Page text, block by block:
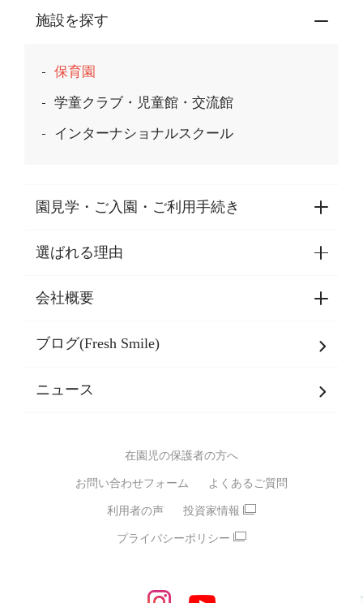
施設を探す
保育園
学童クラブ・児童館・交流館
インターナショナルスクール
園見学・ご入園・ご利用手続き
園見学・ご入園・ご利用手続き
東京都認証保育所空き状況
選ばれる理由
選ばれる理由一覧
乳児期・幼児期・
バイリンガル保育園
スポーツ保育園
モンテッソーリ式保育園
STEAMS保育・学童
えいご
会社概要
会社概要
SDGsについて
ブログ(Fresh Smile)
ニュース
在園児の保護者の方へ
お問い合わせフォーム よくあるご質問
利用者の声 投資家情報
プライバシーポリシー